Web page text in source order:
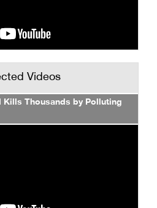
Videos
Kills Thousands by Polluting